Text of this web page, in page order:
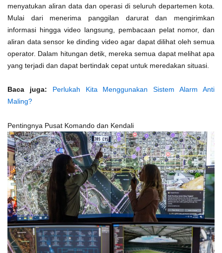
menyatukan aliran data dan operasi di seluruh departemen kota.
Mulai dari menerima panggilan darurat dan mengirimkan
informasi hingga video langsung, pembacaan pelat nomor, dan
aliran data sensor ke dinding video agar dapat dilihat oleh semua
operator. Dalam hitungan detik, mereka semua dapat melihat apa
yang terjadi dan dapat bertindak cepat untuk meredakan situasi.
Baca juga:
Perlukah Kita Menggunakan Sistem Alarm Anti
Maling?
Pentingnya Pusat Komando dan Kendali